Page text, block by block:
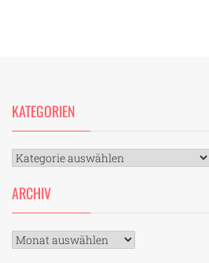
KATEGORIEN
Kategorien
ARCHIV
Archiv